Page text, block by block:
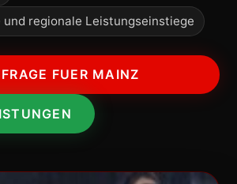
und regionale Leistungseinstiege
FUER MAINZ